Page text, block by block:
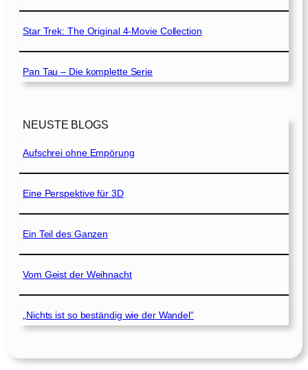
Star Trek: The Original 4-Movie Collection
Pan Tau – Die komplette Serie
NEUSTE BLOGS
Aufschrei ohne Empörung
Eine Perspektive für 3D
Ein Teil des Ganzen
Vom Geist der Weihnacht
„Nichts ist so beständig wie der Wandel“